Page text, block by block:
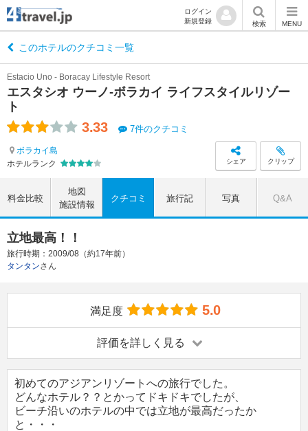
ログイン
新規登録
検索 MENU
このホテルのクチコミ一覧
エスタシオ ウーノ-ボラカイ ライフスタイルリゾー
ト
Estacio Uno - Boracay Lifestyle Resort
3.33 7件のクチコミ
ボラカイ島
ホテルランク
シェア クリップ
料金比較
地図
施設情報
クチコミ 旅行記 写真 Q&A
立地最高！！
旅行時期：2009/08（約17年前）
タンタンさん
満足度 5.0
評価を詳しく見る
初めてのアジアンリゾートへの旅行でした。
どんなホテル？？とかってドキドキでしたが、
ビーチ沿いのホテルの中では立地が最高だったか
と・・・